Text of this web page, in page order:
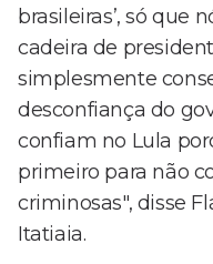
brasileiras’, só que
cadeira de
simplesmente
desconfiança do
confiam no Lula
primeiro para não
criminosas", disse
Itatiaia.